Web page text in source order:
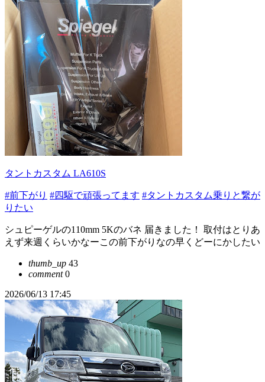
タントカスタム LA610S
#前下がり #四駆で頑張ってます #タントカスタム乗りと繋が
りたい
シュピーゲルの110mm 5Kのバネ 届きました！ 取付はとりあ
えず来週くらいかなーこの前下がりなの早くどーにかしたい
thumb_up 43
comment0
2026/06/13 17:45